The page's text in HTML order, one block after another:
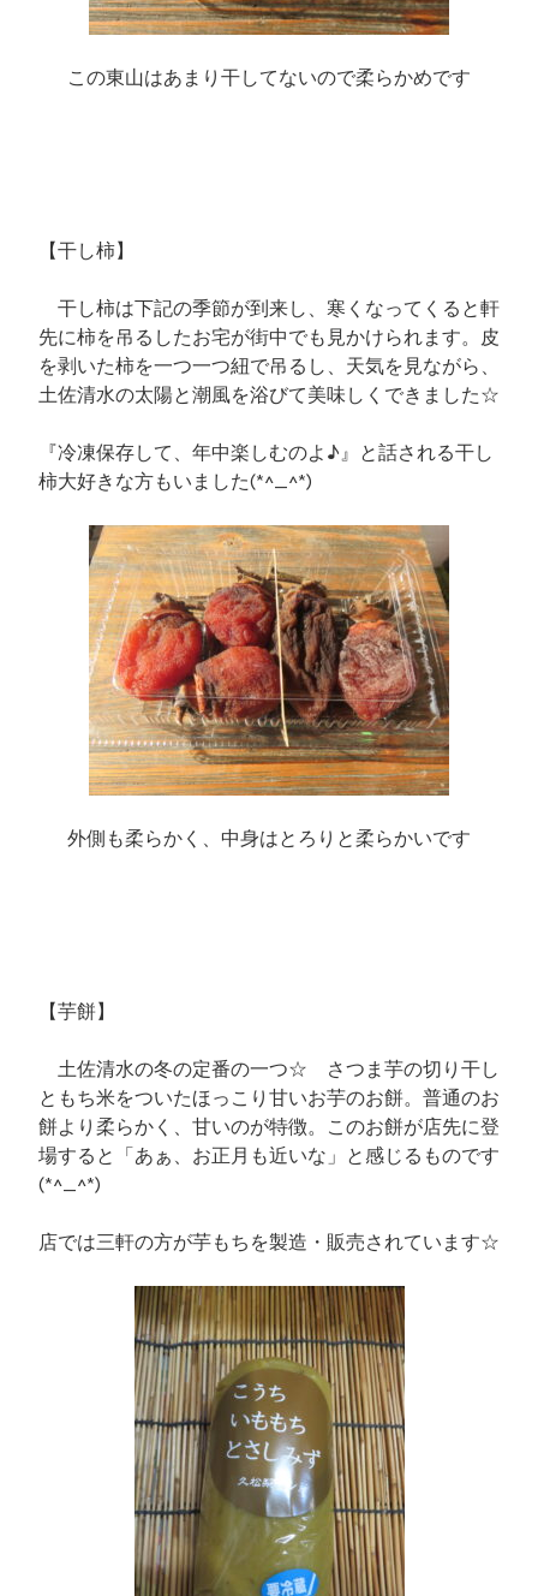
この東山はあまり干してないので柔らかめです
【干し柿】
干し柿は下記の季節が到来し、寒くなってくると軒
先に柿を吊るしたお宅が街中でも見かけられます。皮
を剥いた柿を一つ一つ紐で吊るし、天気を見ながら、
土佐清水の太陽と潮風を浴びて美味しくできました☆
『冷凍保存して、年中楽しむのよ♪』と話される干し
柿大好きな方もいました(*^_^*)
外側も柔らかく、中身はとろりと柔らかいです
【芋餅】
土佐清水の冬の定番の一つ☆ さつま芋の切り干し
ともち米をついたほっこり甘いお芋のお餅。普通のお
餅より柔らかく、甘いのが特徴。このお餅が店先に登
場すると「あぁ、お正月も近いな」と感じるものです
(*^_^*)
店では三軒の方が芋もちを製造・販売されています☆